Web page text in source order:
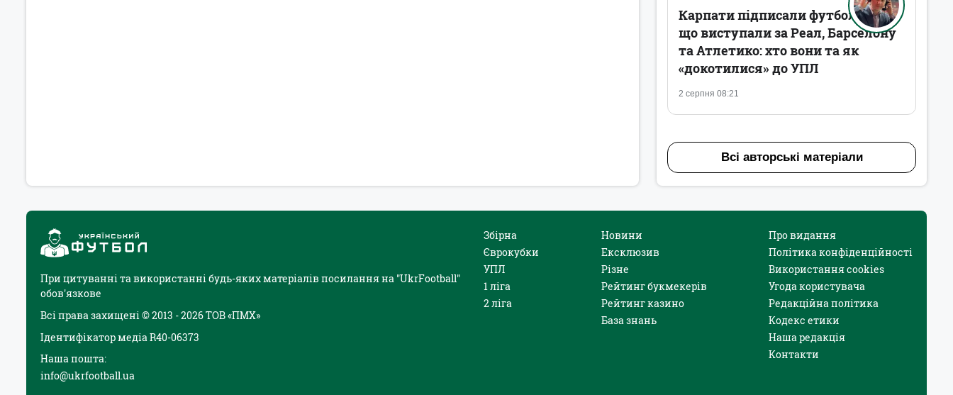
2 серпня 08:21
Карпати підписали футболістів,
що виступали за Реал, Барселону
та Атлетико: хто вони та як
«докотилися» до УПЛ
Всі авторські матеріали
При цитуванні та використанні будь-яких матеріалів посилання на "UkrFootball"
обов'язкове
Всі права захищені © 2013 - 2026 ТОВ «ПМХ»
Ідентифікатор медіа R40-06373
Наша пошта:
info@ukrfootball.ua
Збірна
Єврокубки
УПЛ
1 ліга
2 ліга
Новини
Ексклюзив
Різне
Рейтинг букмекерів
Рейтинг казино
База знань
Про видання
Політика конфіденційності
Використання cookies
Угода користувача
Редакційна політика
Кодекс етики
Наша редакція
Контакти